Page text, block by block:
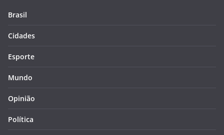
Brasil
Cidades
Esporte
Mundo
Opinião
Política